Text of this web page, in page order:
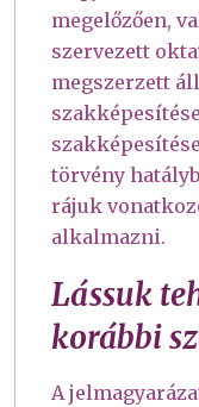
megelőzően,
szervezett
megszerzett
törvény
rájuk
alkalmazni.
Lássuk
korábbi
A